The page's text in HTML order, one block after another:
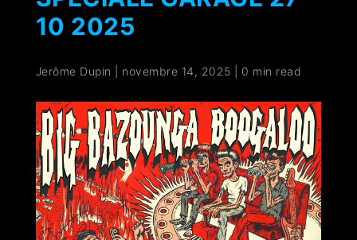
10 2025
Jerôme Dupin novembre 14, 2025 0 min read